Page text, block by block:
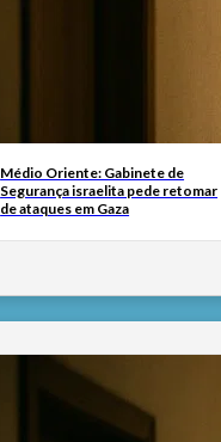
Médio Oriente: Gabinete de
Segurança israelita pede retomar
de ataques em Gaza